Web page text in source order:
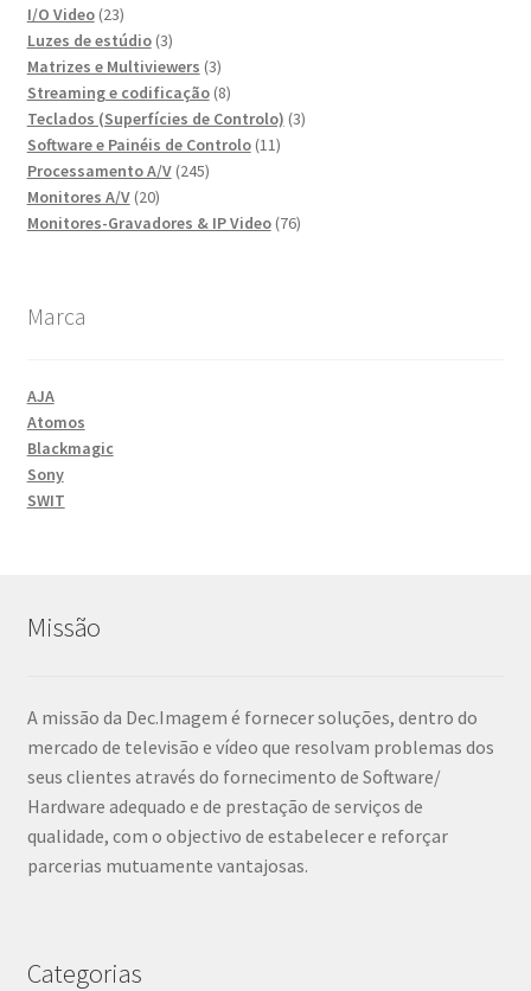
I/O Video 2323
produtos
Luzes de estúdio 33
produtos
Matrizes e Multiviewers 33
produtos
Streaming e codificação 88
produtos
Teclados (Superfícies de Controlo) 33
Software e Painéis de Controlo 1111
Processamento A/V 245245
Monitores A/V 2020
produtos
Monitores-Gravadores & IP Video 7676
Marca
AJA
Atomos
Blackmagic
Sony
SWIT
Missão
A missão da Dec.Imagem é fornecer soluções, dentro do
mercado de televisão e vídeo que resolvam problemas dos
seus clientes através do fornecimento de Software/
Hardware adequado e de prestação de serviços de
qualidade, com o objectivo de estabelecer e reforçar
parcerias mutuamente vantajosas.
Categorias